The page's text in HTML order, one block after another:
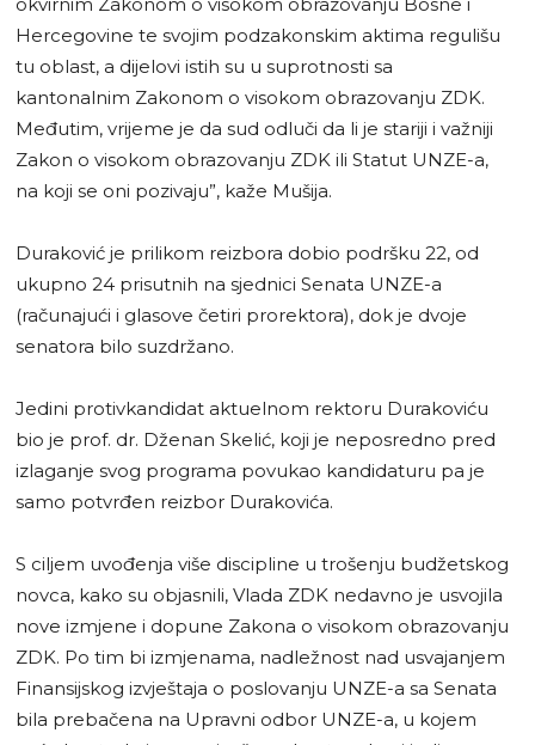
Hercegovine te svojim podzakonskim aktima regulišu
tu oblast, a dijelovi istih su u suprotnosti sa
kantonalnim Zakonom o visokom obrazovanju ZDK.
Međutim, vrijeme je da sud odluči da li je stariji i važniji
Zakon o visokom obrazovanju ZDK ili Statut UNZE-a,
na koji se oni pozivaju”, kaže Mušija.
Duraković je prilikom reizbora dobio podršku 22, od
ukupno 24 prisutnih na sjednici Senata UNZE-a
(računajući i glasove četiri prorektora), dok je dvoje
senatora bilo suzdržano.
Jedini protivkandidat aktuelnom rektoru Durakoviću
bio je prof. dr. Dženan Skelić, koji je neposredno pred
izlaganje svog programa povukao kandidaturu pa je
samo potvrđen reizbor Durakovića.
S ciljem uvođenja više discipline u trošenju budžetskog
novca, kako su objasnili, Vlada ZDK nedavno je usvojila
nove izmjene i dopune Zakona o visokom obrazovanju
ZDK. Po tim bi izmjenama, nadležnost nad usvajanjem
Finansijskog izvještaja o poslovanju UNZE-a sa Senata
bila prebačena na Upravni odbor UNZE-a, u kojem